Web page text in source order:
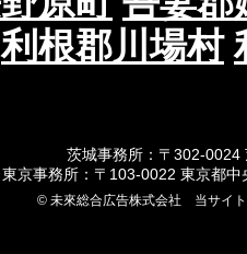
利根郡川場村
茨城事務所：〒302-0024
東京事務所：〒103-0022 東京都
© 未來総合広告株式会社 当サイ